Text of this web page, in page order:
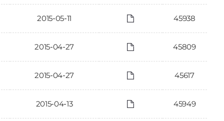
2015-05-11 45938
2015-04-27 45809
2015-04-27 45617
2015-04-13 45949